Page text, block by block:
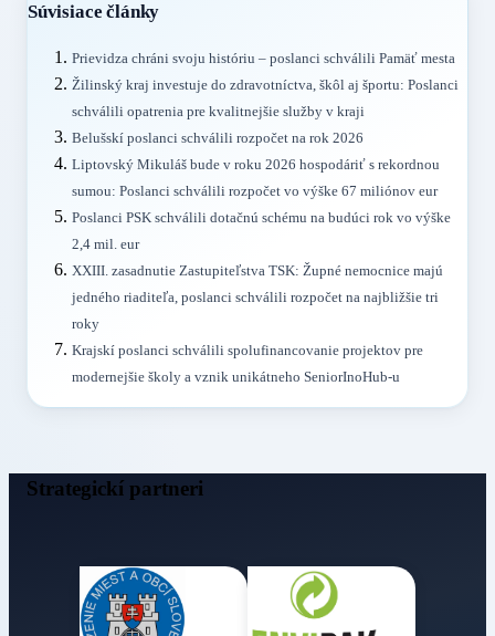
Súvisiace články
Prievidza chráni svoju históriu – poslanci schválili Pamäť mesta
Žilinský kraj investuje do zdravotníctva, škôl aj športu: Poslanci
schválili opatrenia pre kvalitnejšie služby v kraji
Belušskí poslanci schválili rozpočet na rok 2026
Liptovský Mikuláš bude v roku 2026 hospodáriť s rekordnou
sumou: Poslanci schválili rozpočet vo výške 67 miliónov eur
Poslanci PSK schválili dotačnú schému na budúci rok vo výške
2,4 mil. eur
XXIII. zasadnutie Zastupiteľstva TSK: Župné nemocnice majú
jedného riaditeľa, poslanci schválili rozpočet na najbližšie tri
roky
Krajskí poslanci schválili spolufinancovanie projektov pre
modernejšie školy a vznik unikátneho SeniorInoHub-u
Strategickí partneri